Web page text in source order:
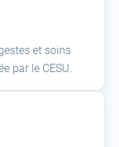
et soins
par le CESU.